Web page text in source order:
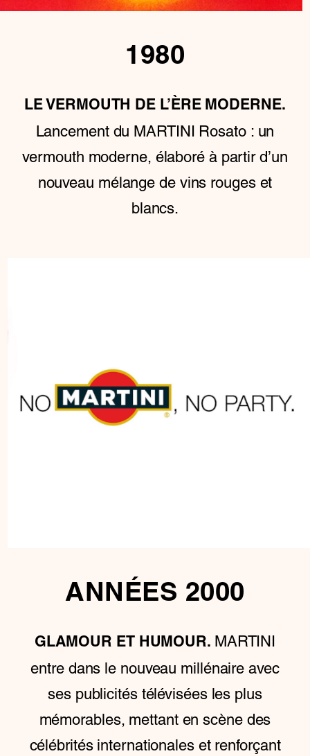
1980
LE VERMOUTH DE L’ÈRE MODERNE.
Lancement du MARTINI Rosato : un
vermouth moderne, élaboré à partir d’un
nouveau mélange de vins rouges et
blancs.
ANNÉES 2000
GLAMOUR ET HUMOUR. MARTINI
entre dans le nouveau millénaire avec
ses publicités télévisées les plus
mémorables, mettant en scène des
célébrités internationales et renforçant